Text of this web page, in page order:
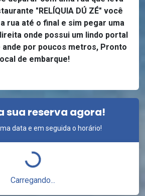
"RELÍQUIA DÚ ZÉ" você
rua até o final e sim pegar uma
onde possui um lindo portal
por poucos metros, Pronto
de embarque!
sua reserva agora!
data e em seguida o horário!
Carregando...